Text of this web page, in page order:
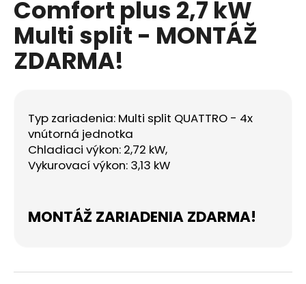
Comfort plus 2,7 kW
Multi split - MONTÁŽ
ZDARMA!
Typ zariadenia: Multi split QUATTRO - 4x
vnútorná jednotka
Chladiaci výkon: 2,72 kW,
Vykurovací výkon: 3,13 kW
MONTÁŽ ZARIADENIA ZDARMA!
á
j
s
ť
HĽADAŤ